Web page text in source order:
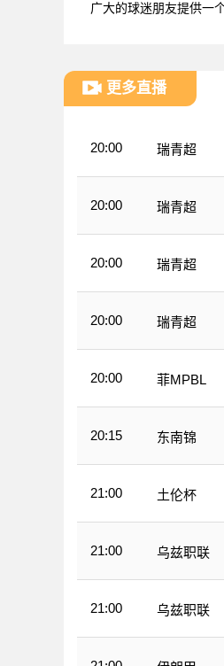
广大的球迷朋友提供一
更多直播
20:00 瑞青超
20:00 瑞青超
20:00 瑞青超
20:00 瑞青超
20:00 菲MPBL
20:15 东南锦
21:00 土伦杯
21:00 乌兹职联
21:00 乌兹职联